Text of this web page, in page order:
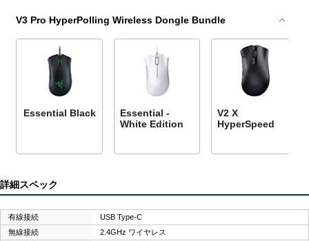
V3 Pro HyperPolling Wireless Dongle Bundle
Essential Black
Essential -
White Edition
V2 X
HyperSpeed
詳細スペック
有線接続
USB Type-C
無線接続
2.4GHz ワイヤレス